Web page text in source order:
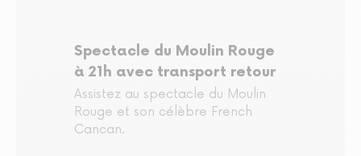
Spectacle du Moulin Rouge
à 21h avec transport retour
Assistez au spectacle du Moulin
Rouge et son célèbre French
Cancan.